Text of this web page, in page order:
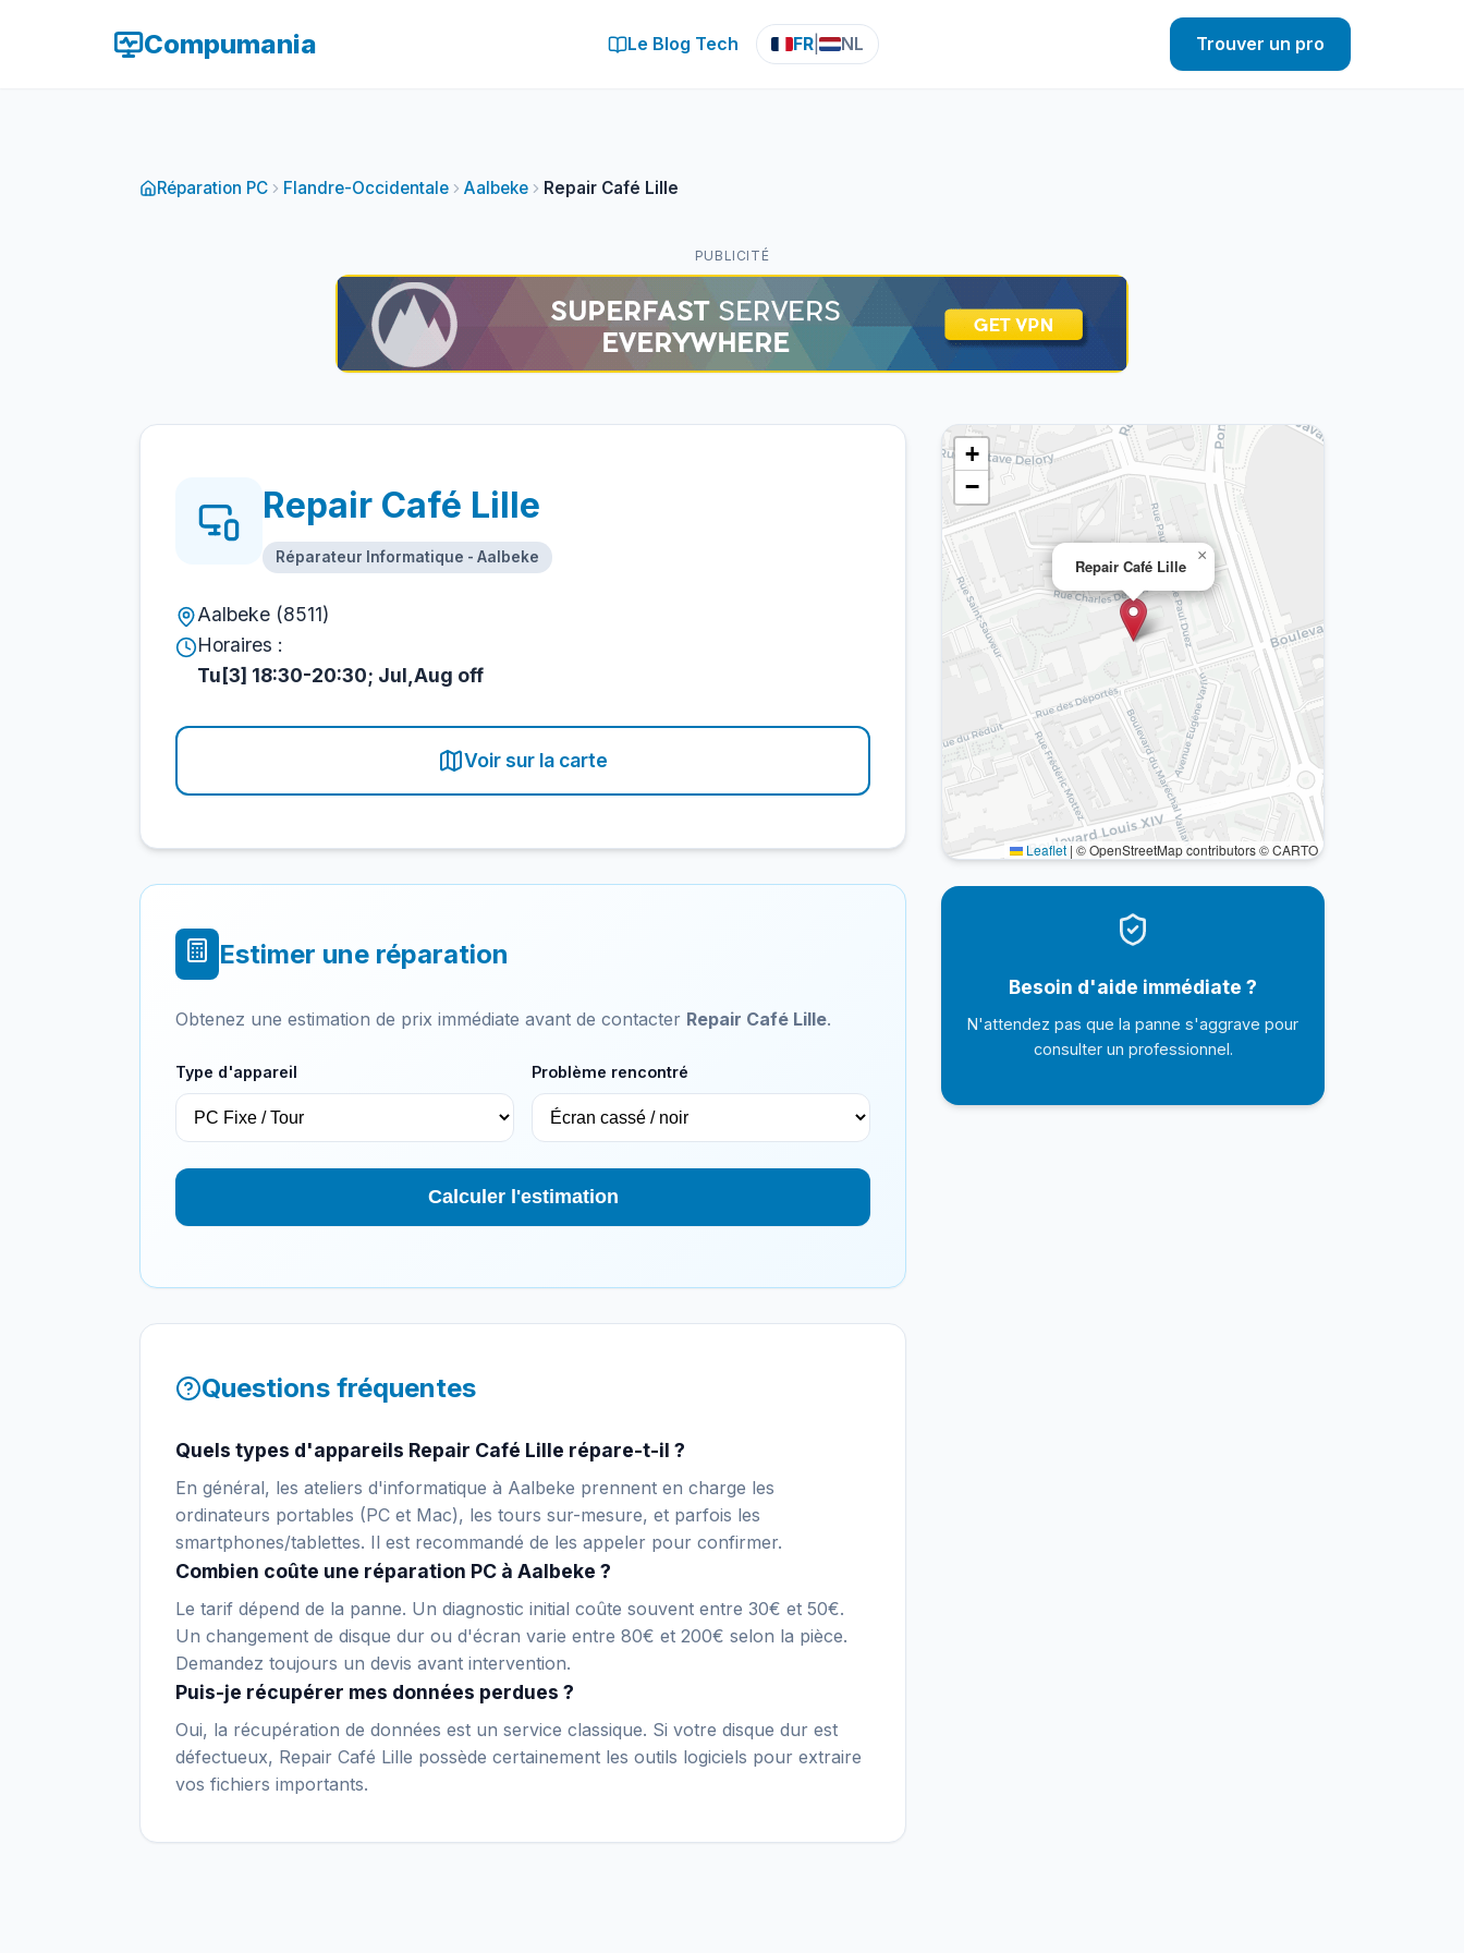
Compumania Le Blog Tech FR NL Trouver un pro
Réparation PC Flandre-Occidentale Aalbeke Repair Café Lille
PUBLICITÉ
Repair Café Lille
Réparateur Informatique - Aalbeke
Aalbeke (8511)
Horaires :
Tu[3] 18:30-20:30; Jul,Aug off
Voir sur la carte
Estimer une réparation
Obtenez une estimation de prix immédiate avant de contacter Repair Café Lille.
Type d'appareil Problème rencontré
Calculer l'estimation
Questions fréquentes
Quels types d'appareils Repair Café Lille répare-t-il ?
En général, les ateliers d'informatique à Aalbeke prennent en charge les
ordinateurs portables (PC et Mac), les tours sur-mesure, et parfois les
smartphones/tablettes. Il est recommandé de les appeler pour confirmer.
Combien coûte une réparation PC à Aalbeke ?
Le tarif dépend de la panne. Un diagnostic initial coûte souvent entre 30€ et 50€.
Un changement de disque dur ou d'écran varie entre 80€ et 200€ selon la pièce.
Demandez toujours un devis avant intervention.
Puis-je récupérer mes données perdues ?
Oui, la récupération de données est un service classique. Si votre disque dur est
défectueux, Repair Café Lille possède certainement les outils logiciels pour extraire
vos fichiers importants.
Repair Café Lille
×
+
−
Leaflet | © OpenStreetMap contributors © CARTO
Besoin d'aide immédiate ?
N'attendez pas que la panne s'aggrave pour
consulter un professionnel.